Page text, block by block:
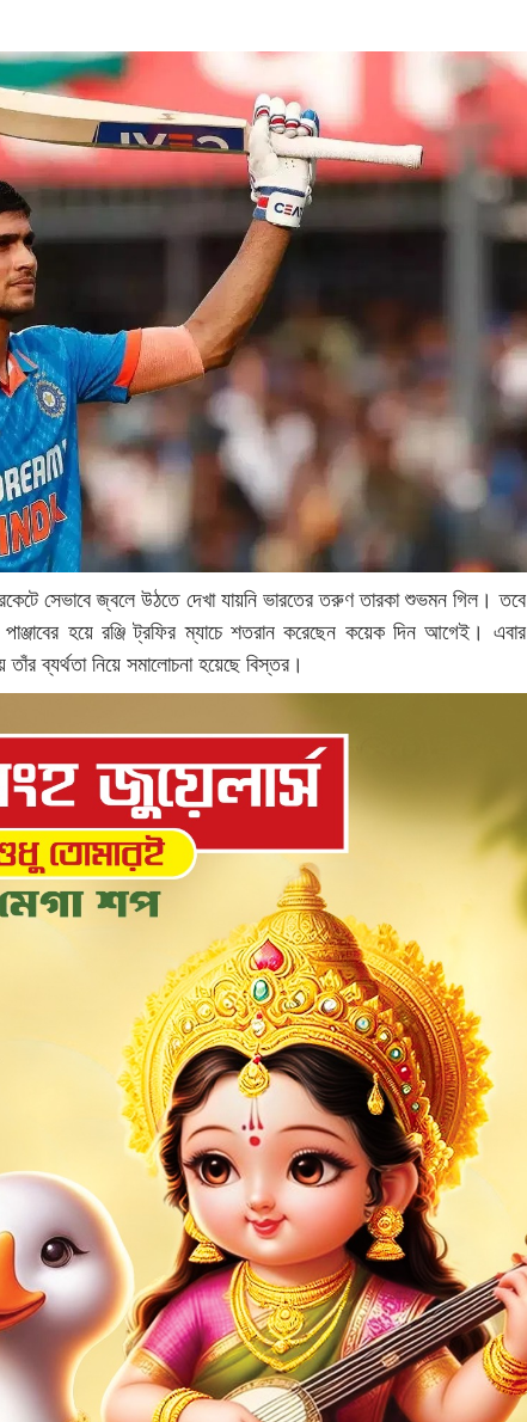
সেভাবে জ্বলে উঠতে দেখা যায়নি ভারতের তরুণ তারকা শুভমন গিল। তবে
হয়ে রঞ্জি ট্রফির ম্যাচে শতরান করেছেন কয়েক দিন আগেই। এবার
ব্যর্থতা নিয়ে সমালোচনা হয়েছে বিস্তর।